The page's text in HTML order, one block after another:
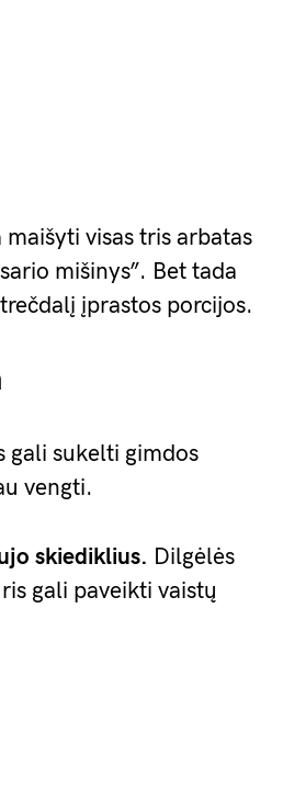
maišyti visas tris arbatas
mišinys”. Bet tada
įprastos porcijos.
gali sukelti gimdos
vengti.
skiediklius. Dilgėlės
gali paveikti vaistų